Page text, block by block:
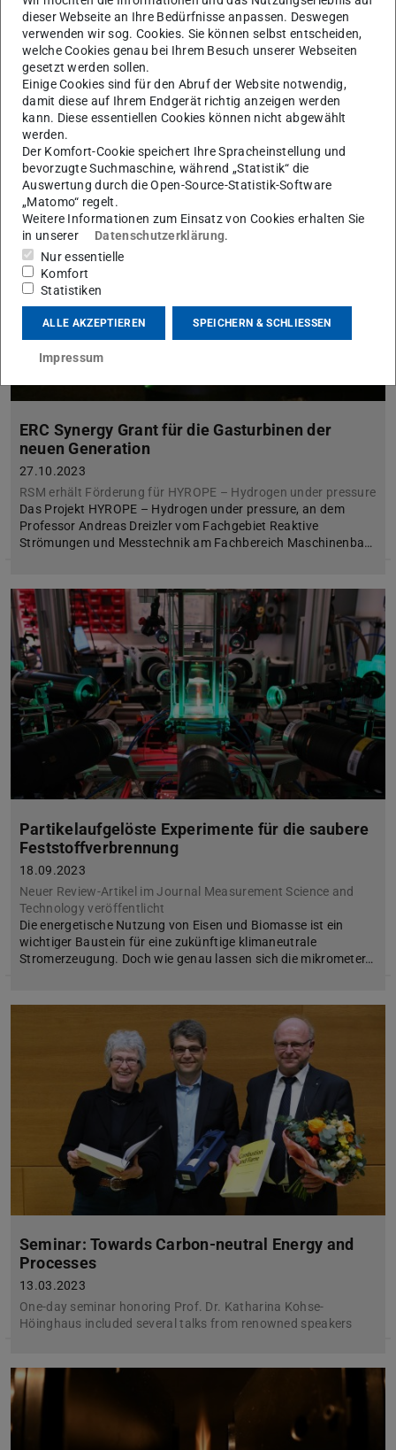
Clean Circles bei „alles wissen“
07.12.2023
hr-Fernsehbeitrag über unsere Forschung zu Eisen als
Energiespeicher ausgestrahlt
Redakteur Rainer Terzo von der „Alles Wissen“ Redaktion des
Hessischer Rundfunk hat Clean Circles im November mit
einem Drehteam besucht, um mehr über Eisen als zentralen B…
ERC Synergy Grant für die Gasturbinen der
neuen Generation
27.10.2023
RSM erhält Förderung für HYROPE – Hydrogen under pressure
Das Projekt HYROPE – Hydrogen under pressure, an dem
Professor Andreas Dreizler vom Fachgebiet Reaktive
Strömungen und Messtechnik am Fachbereich Maschinenba…
Partikelaufgelöste Experimente für die saubere
Feststoffverbrennung
18.09.2023
Neuer Review-Artikel im Journal Measurement Science and
Technology veröffentlicht
Die energetische Nutzung von Eisen und Biomasse ist ein
wichtiger Baustein für eine zukünftige klimaneutrale
Stromerzeugung. Doch wie genau lassen sich die mikrometer…
Seminar: Towards Carbon-neutral Energy and
Processes
13.03.2023
One-day seminar honoring Prof. Dr. Katharina Kohse-
Höinghaus included several talks from renowned speakers
dieser Webseite an Ihre Bedürfnisse anpassen. Deswegen
verwenden wir sog. Cookies. Sie können selbst entscheiden,
welche Cookies genau bei Ihrem Besuch unserer Webseiten
gesetzt werden sollen.
Einige Cookies sind für den Abruf der Website notwendig,
damit diese auf Ihrem Endgerät richtig anzeigen werden
kann. Diese essentiellen Cookies können nicht abgewählt
werden.
Der Komfort-Cookie speichert Ihre Spracheinstellung und
bevorzugte Suchmaschine, während „Statistik“ die
Auswertung durch die Open-Source-Statistik-Software
„Matomo“ regelt.
Weitere Informationen zum Einsatz von Cookies erhalten Sie
in unserer
Datenschutzerklärung.
Nur essentielle
Komfort
Statistiken
ALLE AKZEPTIEREN SPEICHERN & SCHLIESSEN
Impressum